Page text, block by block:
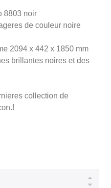
8803 noir
de couleur noire
2094 x 442 x 1850 mm
brillantes noires et des
collection de